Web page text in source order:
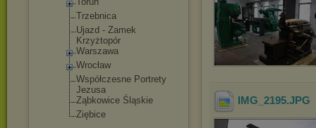
Trzebnica
Ujazd - Zamek
Krzyżtopór
Warszawa
Wrocław
Współczesne Portrety
Jezusa
Ząbkowice Śląskie
Ziębice
IMG_2195.JPG